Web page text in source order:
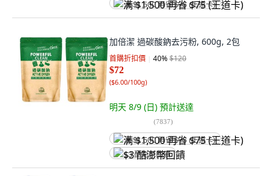
满 $1,500 再省 $75 (王道卡)
加倍潔 過碳酸鈉去污粉, 600g, 2包
首購折扣價 40%$120
$72
($6.00/100g)
明天 8/9 (日) 預計送達
(7837)
满 $1,500 再省 $75 (王道卡)
$3 酷澎幣回饋